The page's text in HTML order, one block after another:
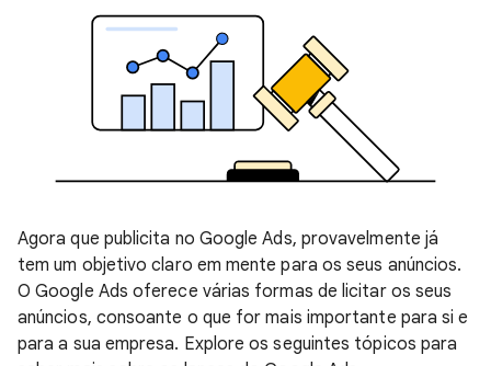
Agora que publicita no Google Ads, provavelmente já
tem um objetivo claro em mente para os seus anúncios.
O Google Ads oferece várias formas de licitar os seus
anúncios, consoante o que for mais importante para si e
para a sua empresa. Explore os seguintes tópicos para